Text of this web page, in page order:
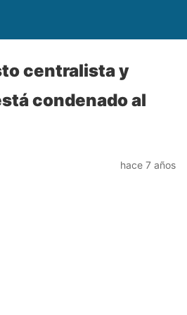
centralista y
condenado al
hace 7 años